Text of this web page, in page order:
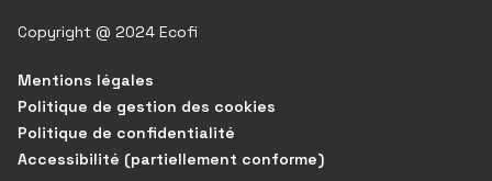
Copyright @ 2024 Ecofi
Mentions légales
Politique de gestion des cookies
Politique de confidentialité
Accessibilité (partiellement conforme)